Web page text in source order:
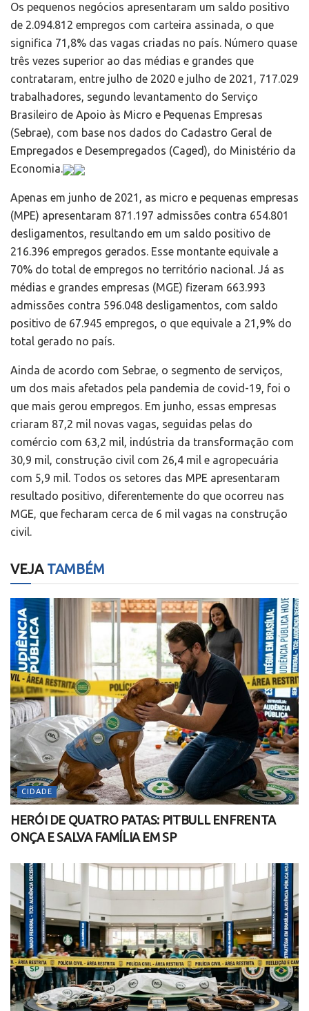
Os pequenos negócios apresentaram um saldo positivo
de 2.094.812 empregos com carteira assinada, o que
significa 71,8% das vagas criadas no país. Número quase
três vezes superior ao das médias e grandes que
contrataram, entre julho de 2020 e julho de 2021, 717.029
trabalhadores, segundo levantamento do Serviço
Brasileiro de Apoio às Micro e Pequenas Empresas
(Sebrae), com base nos dados do Cadastro Geral de
Empregados e Desempregados (Caged), do Ministério da
Economia.
Apenas em junho de 2021, as micro e pequenas empresas
(MPE) apresentaram 871.197 admissões contra 654.801
desligamentos, resultando em um saldo positivo de
216.396 empregos gerados. Esse montante equivale a
70% do total de empregos no território nacional. Já as
médias e grandes empresas (MGE) fizeram 663.993
admissões contra 596.048 desligamentos, com saldo
positivo de 67.945 empregos, o que equivale a 21,9% do
total gerado no país.
Ainda de acordo com Sebrae, o segmento de serviços,
um dos mais afetados pela pandemia de covid-19, foi o
que mais gerou empregos. Em junho, essas empresas
criaram 87,2 mil novas vagas, seguidas pelas do
comércio com 63,2 mil, indústria da transformação com
30,9 mil, construção civil com 26,4 mil e agropecuária
com 5,9 mil. Todos os setores das MPE apresentaram
resultado positivo, diferentemente do que ocorreu nas
MGE, que fecharam cerca de 6 mil vagas na construção
civil.
VEJATAMBÉM
CIDADE
HERÓI DE QUATRO PATAS: PITBULL ENFRENTA
ONÇA E SALVA FAMÍLIA EM SP